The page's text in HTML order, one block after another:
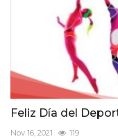
Feliz Día del
Nov 16, 2021 119